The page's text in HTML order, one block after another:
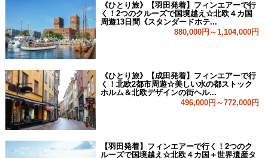
《ひとり旅》【羽田発着】フィンエアーで行
く！2つのクルーズで国境越え☆北欧４カ国
周遊13日間《スタンダードホテ...
880,000円～1,104,000円
《ひとり旅》【成田発着】フィンエアーで行
く！北欧2都市周遊☆美しい水の都ストック
ホルム＆北欧デザインの街ヘル...
496,000円～772,000円
【羽田発着】フィンエアーで行く！2つのク
ルーズで国境越え☆北欧４カ国＋世界遺産タ